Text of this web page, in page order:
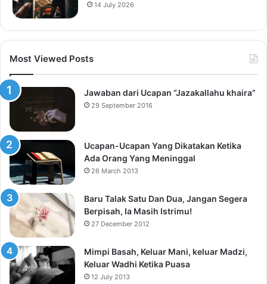
14 July 2026
Most Viewed Posts
Jawaban dari Ucapan “Jazakallahu khaira”
29 September 2016
Ucapan-Ucapan Yang Dikatakan Ketika
Ada Orang Yang Meninggal
26 March 2013
Baru Talak Satu Dan Dua, Jangan Segera
Berpisah, Ia Masih Istrimu!
27 December 2012
Mimpi Basah, Keluar Mani, keluar Madzi,
Keluar Wadhi Ketika Puasa
12 July 2013